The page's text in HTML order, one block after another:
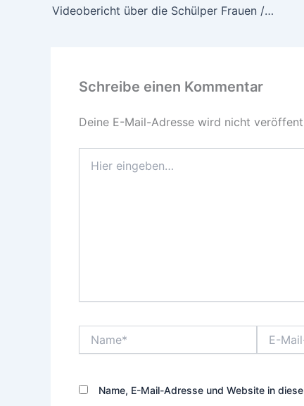
Videobericht über die Schülper Frauen / Wetterschnack
Schreibe einen Kommentar
Deine E-Mail-Adresse wird nicht
eingeben…
Mail-
Name, E-Mail-Adresse und Website in